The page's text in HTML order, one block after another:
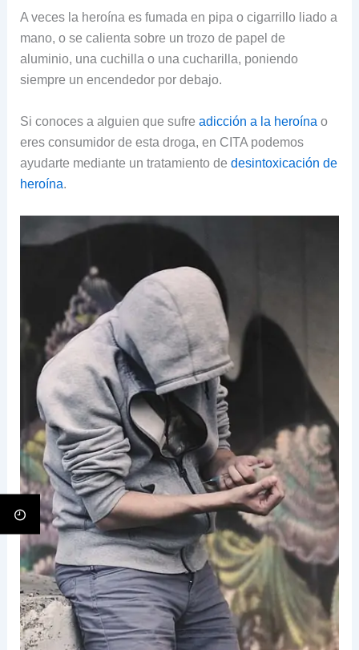
A veces la heroína es fumada en pipa o cigarrillo liado a
mano, o se calienta sobre un trozo de papel de
aluminio, una cuchilla o una cucharilla, poniendo
siempre un encendedor por debajo.
Si conoces a alguien que sufre adicción a la heroína o
eres consumidor de esta droga, en CITA podemos
ayudarte mediante un tratamiento de desintoxicación de
heroína.